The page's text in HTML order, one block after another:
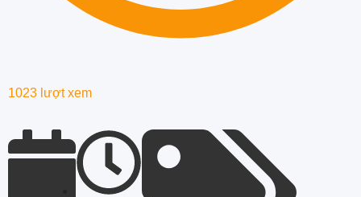
1023 lượt xem